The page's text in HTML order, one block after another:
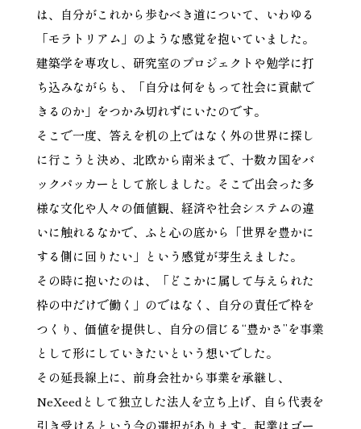
は、自分がこれから歩むべき道について、いわゆる
「モラトリアム」のような感覚を抱いていました。
建築学を専攻し、研究室のプロジェクトや勉学に打
ち込みながらも、「自分は何をもって社会に貢献で
きるのか」をつかみ切れずにいたのです。
そこで一度、答えを机の上ではなく外の世界に探し
に行こうと決め、北欧から南米まで、十数カ国をバ
ックパッカーとして旅しました。そこで出会った多
様な文化や人々の価値観、経済や社会システムの違
いに触れるなかで、ふと心の底から「世界を豊かに
する側に回りたい」という感覚が芽生えました。
その時に抱いたのは、「どこかに属して与えられた
枠の中だけで働く」のではなく、自分の責任で枠を
つくり、価値を提供し、自分の信じる“豊かさ”を事業
として形にしていきたいという想いでした。
その延長線上に、前身会社から事業を承継し、
NeXeedとして独立した法人を立ち上げ、自ら代表を
引き受けるという今の選択があります。起業はゴー